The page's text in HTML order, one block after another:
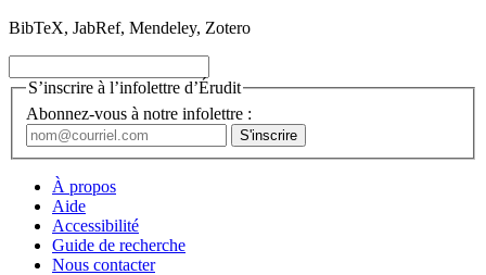
BibTeX, JabRef, Mendeley, Zotero
S’inscrire à l’infolettre d’Érudit
Abonnez-vous à notre infolettre :
À propos
Aide
Accessibilité
Guide de recherche
Nous contacter